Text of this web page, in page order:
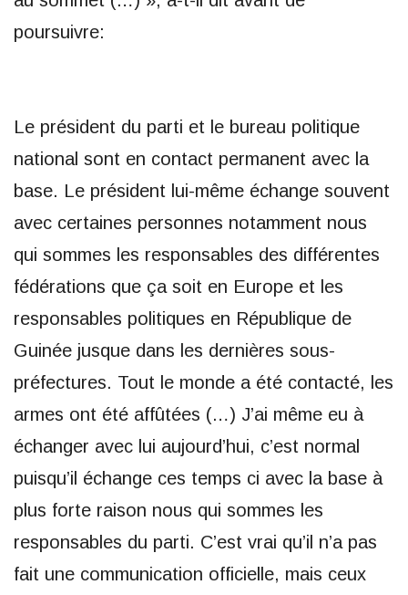
poursuivre:
Le président du parti et le bureau politique
national sont en contact permanent avec la
base. Le président lui-même échange souvent
avec certaines personnes notamment nous
qui sommes les responsables des différentes
fédérations que ça soit en Europe et les
responsables politiques en République de
Guinée jusque dans les dernières sous-
préfectures. Tout le monde a été contacté, les
armes ont été affûtées (…) J’ai même eu à
échanger avec lui aujourd’hui, c’est normal
puisqu’il échange ces temps ci avec la base à
plus forte raison nous qui sommes les
responsables du parti. C’est vrai qu’il n’a pas
fait une communication officielle, mais ceux